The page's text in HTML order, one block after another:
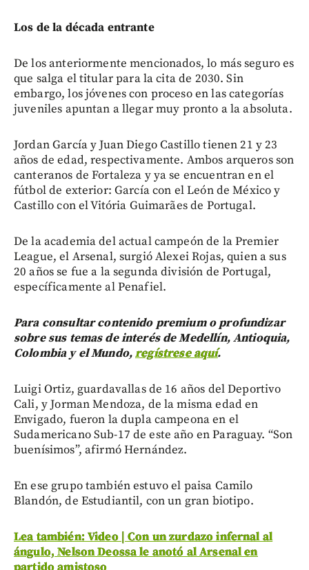
Los de la década entrante
De los anteriormente mencionados, lo más seguro es
que salga el titular para la cita de 2030. Sin
embargo, los jóvenes con proceso en las categorías
juveniles apuntan a llegar muy pronto a la absoluta.
Jordan García y Juan Diego Castillo tienen 21 y 23
años de edad, respectivamente. Ambos arqueros son
canteranos de Fortaleza y ya se encuentran en el
fútbol de exterior: García con el León de México y
Castillo con el Vitória Guimarães de Portugal.
De la academia del actual campeón de la Premier
League, el Arsenal, surgió Alexei Rojas, quien a sus
20 años se fue a la segunda división de Portugal,
específicamente al Penafiel.
Para consultar contenido premium o profundizar
sobre sus temas de interés de Medellín, Antioquia,
Colombia y el Mundo,regístrese aquí.
Luigi Ortiz, guardavallas de 16 años del Deportivo
Cali, y Jorman Mendoza, de la misma edad en
Envigado, fueron la dupla campeona en el
Sudamericano Sub-17 de este año en Paraguay. “Son
buenísimos”, afirmó Hernández.
En ese grupo también estuvo el paisa Camilo
Blandón, de Estudiantil, con un gran biotipo.
Lea también: Video | Con un zurdazo infernal al
ángulo, Nelson Deossa le anotó al Arsenal en
partido amistoso